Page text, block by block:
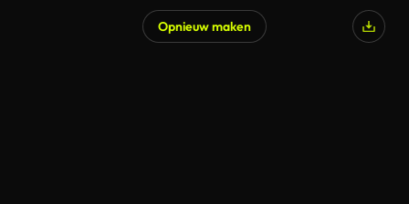
Opnieuw maken